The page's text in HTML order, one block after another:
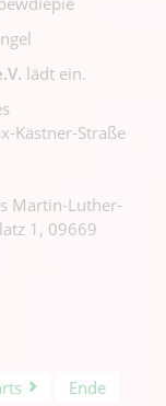
lädt ein.
Kästner-Straße
Martin-Luther-
1, 09669
Ende